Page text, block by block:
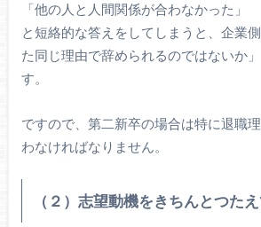
「他の人と人間関係が合わなかった」
と短絡的な答えをしてしまうと、企業
た同じ理由で辞められるのではないか
す。
ですので、第二新卒の場合は特に退職
わなければなりません。
（２）志望動機をきちんとつた